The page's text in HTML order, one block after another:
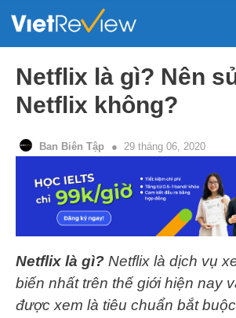
Netflix là gì? Nên
Netflix không?
Ban Biên Tập 29 tháng 06, 2020
Netflix là gì? Netflix là dịch vụ
biến nhất trên thế giới hiện nay
được xem là tiêu chuẩn bắt